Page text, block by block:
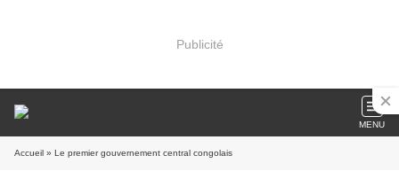
Publicité
MENU
Accueil » Le premier gouvernement central congolais